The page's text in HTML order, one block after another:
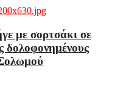
με σορτσάκι σε
δολοφονημένους